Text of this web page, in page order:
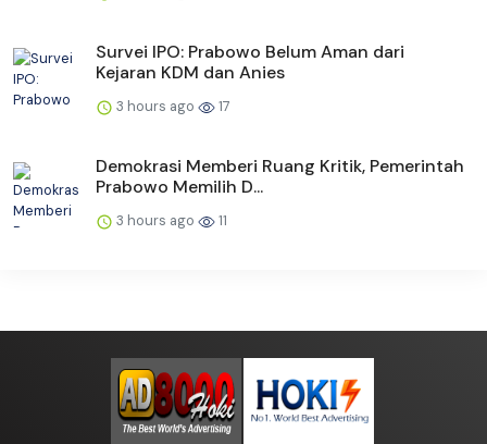
Survei IPO: Prabowo Belum Aman dari
Kejaran KDM dan Anies
3 hours ago 17
Demokrasi Memberi Ruang Kritik, Pemerintah
Prabowo Memilih D...
3 hours ago 11